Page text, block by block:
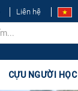
Liên hệ
CỰU NGƯỜI HỌC